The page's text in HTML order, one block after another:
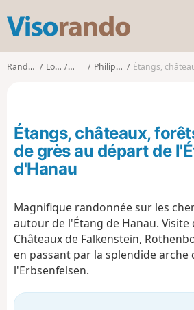
s
o
o
Randonnées Lorraine MosellePhilippsbourg Étangs, châteaux, forêts
Étangs, châteaux,
de grès au départ de
d'Hanau
Magnifique randonnée sur les
autour de l'Étang de Hanau. Visite
Châteaux de Falkenstein,
en passant par la splendide arche
l'Erbsenfelsen.